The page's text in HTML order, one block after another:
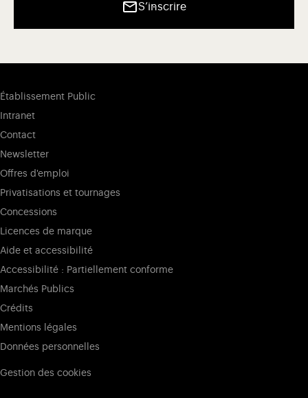
S’inscrire
Établissement Public
Intranet
Contact
Newsletter
Offres d'emploi
Privatisations et tournages
Concessions
Licences de marque
Aide et accessibilité
Accessibilité : Partiellement conforme
Marchés Publics
Crédits
Mentions légales
Données personnelles
Gestion des cookies